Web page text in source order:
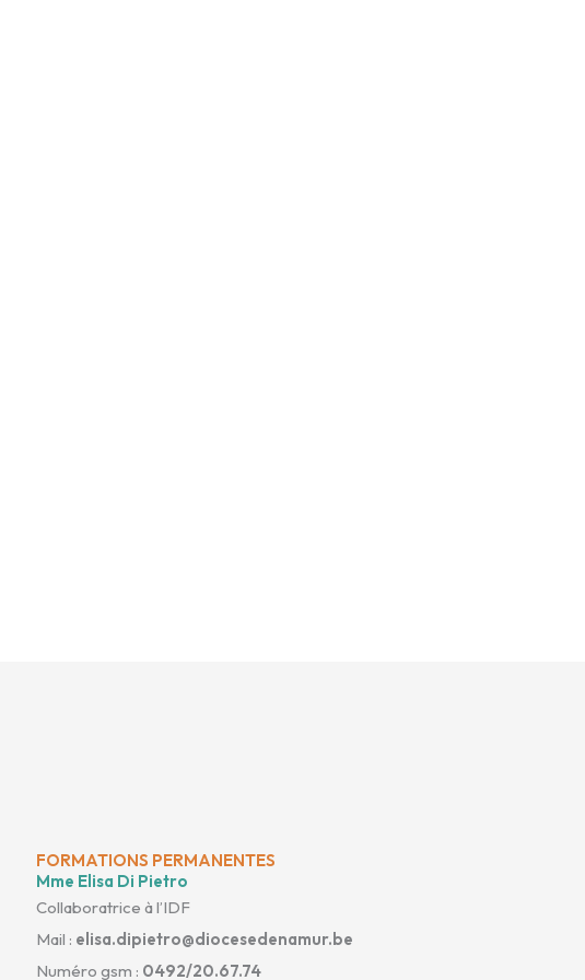
FORMATIONS PERMANENTES
Mme Elisa Di Pietro
Collaboratrice à l’IDF
Mail : elisa.dipietro@diocesedenamur.be
Numéro gsm : 0492/20.67.74